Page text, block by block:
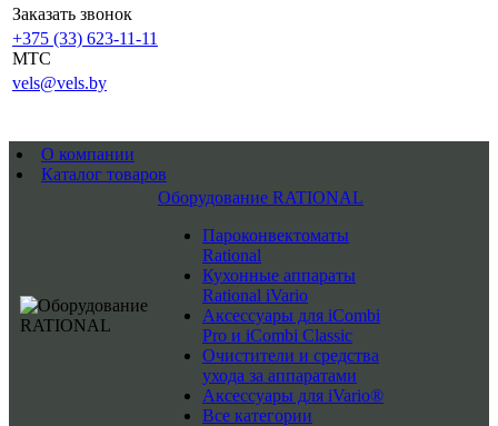
Заказать звонок
+375 (33) 623-11-11
MTC
vels@vels.by
О компании
Каталог товаров
Оборудование RATIONAL
Пароконвектоматы
Rational
Кухонные аппараты
Rational iVario
Аксессуары для iCombi
Pro и iCombi Classic
Очистители и средства
ухода за аппаратами
Аксессуары для iVario®
Все категории